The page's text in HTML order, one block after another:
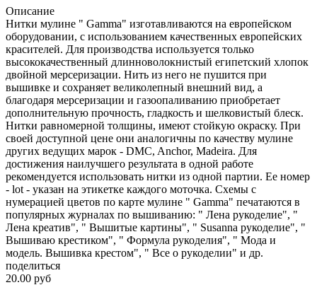
Описание
Нитки мулине " Gamma" изготавливаются на европейском
оборудовании, с использованием качественных европейских
красителей. Для производства используется только
высококачественный длинноволокнистый египетский хлопок
двойной мерсеризации. Нить из него не пушится при
вышивке и сохраняет великолепный внешний вид, а
благодаря мерсеризации и газоопаливанию приобретает
дополнительную прочность, гладкость и шелковистый блеск.
Нитки равномерной толщины, имеют стойкую окраску. При
своей доступной цене они аналогичны по качеству мулине
других ведущих марок - DMC, Anchor, Madeira. Для
достижения наилучшего результата в одной работе
рекомендуется использовать нитки из одной партии. Ее номер
- lot - указан на этикетке каждого моточка. Схемы с
нумерацией цветов по карте мулине " Gamma" печатаются в
популярных журналах по вышиванию: " Лена рукоделие", "
Лена креатив", " Вышитые картины", " Susanna рукоделие", "
Вышиваю крестиком", " Формула рукоделия", " Мода и
модель. Вышивка крестом", " Все о рукоделии" и др.
поделиться
20.00 руб